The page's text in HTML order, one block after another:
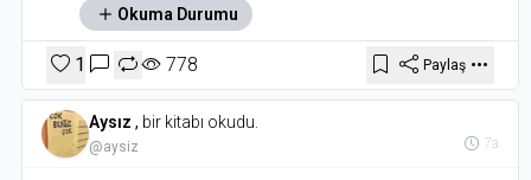
Okuma Durumu
1 778 Paylaş
Aysız , bir kitabı okudu.
@aysiz 7a